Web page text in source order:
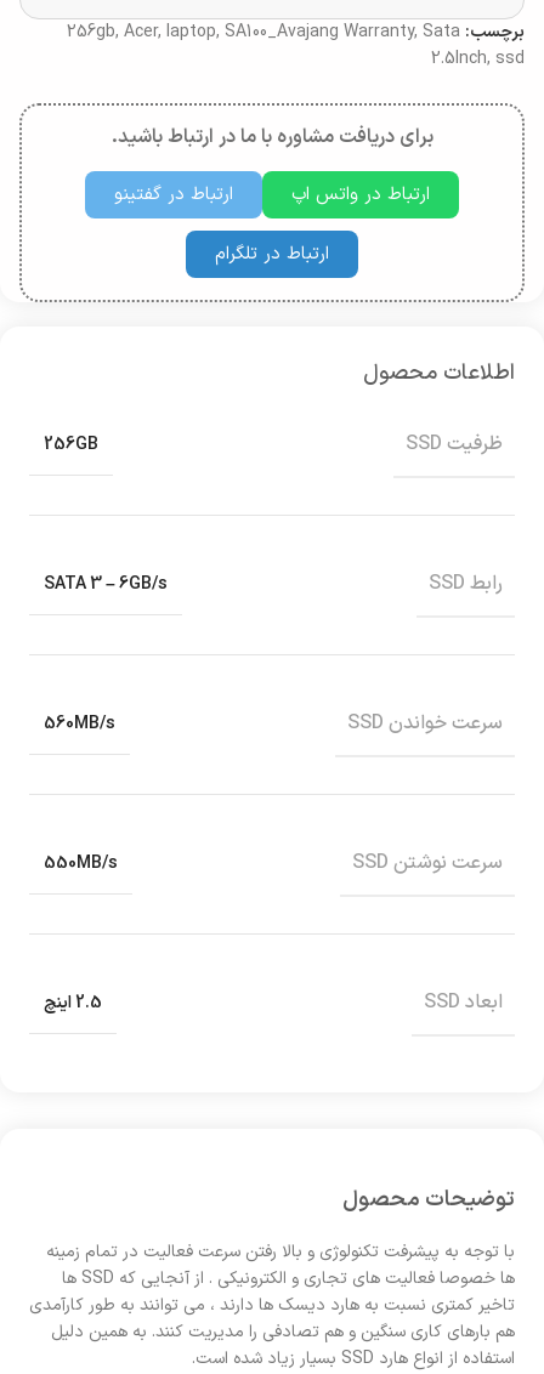
برچسب: 256gb, Acer, laptop, SA100_Avajang Warranty, Sata
2.5Inch, ssd
برای دریافت مشاوره با ما در ارتباط باشید.
ارتباط در واتس اپ ارتباط در گفتینو
ارتباط در تلگرام
توضیحات محصول
با توجه به پیشرفت تکنولوژی و بالا رفتن سرعت فعالیت در تمام زمینه
ها خصوصا فعالیت های تجاری و الکترونیکی . از آنجایی که SSD ها
تاخیر کمتری نسبت به هارد دیسک ها دارند ، می توانند به طور کارآمدی
هم بارهای کاری سنگین و هم تصادفی را مدیریت کنند. به همین دلیل
استفاده از انواع هارد SSD بسیار زیاد شده است.
اطلاعات محصول
ظرفیت SSD 256GB
رابط SSD SATA 3 – 6GB/s
سرعت خواندن SSD 560MB/s
سرعت نوشتن SSD 550MB/s
ابعاد SSD 2.5 اینچ